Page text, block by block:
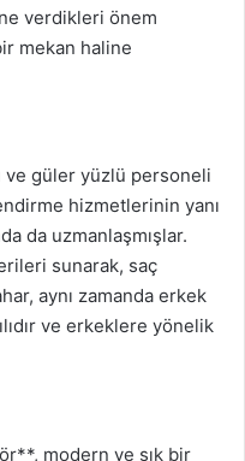
verdikleri önem
mekan haline
ve güler yüzlü personeli
hizmetlerinin yanı
da uzmanlaşmışlar.
sunarak, saç
aynı zamanda erkek
ve erkeklere yönelik
modern ve şık bir